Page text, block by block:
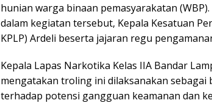
hunian warga binaan pemasyarakatan
dalam kegiatan tersebut, Kepala Kesatuan
KPLP) Ardeli beserta jajaran regu
Kepala Lapas Narkotika Kelas IIA Bandar
mengatakan troling ini dilaksanakan sebagai
terhadap potensi gangguan keamanan dan